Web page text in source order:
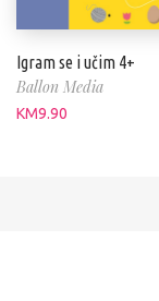
Igram se i učim 4+
Ballon Media
KM9.90